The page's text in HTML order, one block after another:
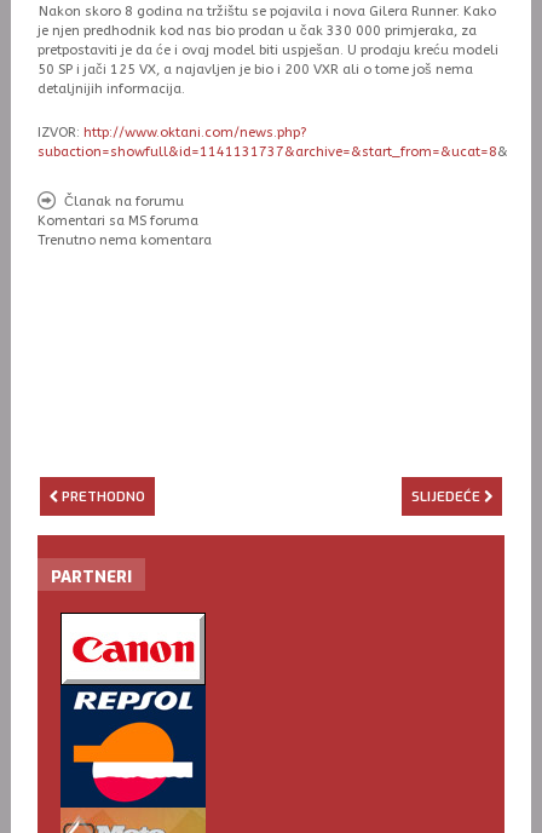
Nakon skoro 8 godina na tržištu se pojavila i nova Gilera Runner. Kako
je njen predhodnik kod nas bio prodan u čak 330 000 primjeraka, za
pretpostaviti je da će i ovaj model biti uspješan. U prodaju kreću modeli
50 SP i jači 125 VX, a najavljen je bio i 200 VXR ali o tome još nema
detaljnijih informacija.
IZVOR: http://www.oktani.com/news.php?
subaction=showfull&id=1141131737&archive=&start_from=&ucat=8&
Članak na forumu
Komentari sa MS foruma
Trenutno nema komentara
PRETHODNO SLIJEDEĆE
PARTNERI